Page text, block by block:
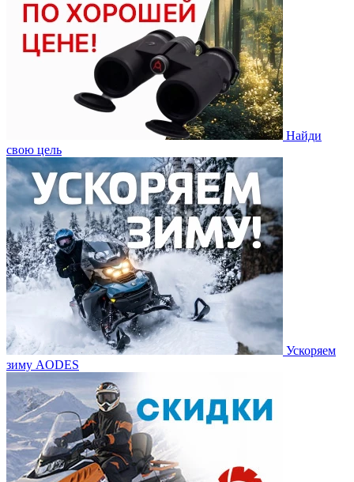
Найди
свою цель
Ускоряем
зиму AODES